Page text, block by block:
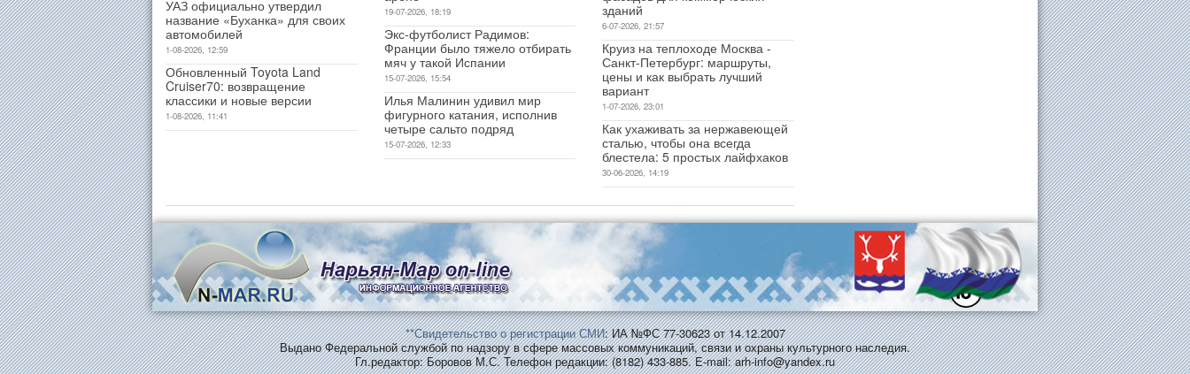
УАЗ официально утвердил
название «Буханка» для своих
автомобилей
1-08-2026, 12:59
Обновленный Toyota Land
Cruiser70: возвращение
классики и новые версии
1-08-2026, 11:41
19-07-2026, 18:19
Экс-футболист Радимов:
Франции было тяжело отбирать
мяч у такой Испании
15-07-2026, 15:54
Илья Малинин удивил мир
фигурного катания, исполнив
четыре сальто подряд
15-07-2026, 12:33
зданий
6-07-2026, 21:57
Круиз на теплоходе Москва -
Санкт-Петербург: маршруты,
цены и как выбрать лучший
вариант
1-07-2026, 23:01
Как ухаживать за нержавеющей
сталью, чтобы она всегда
блестела: 5 простых лайфхаков
30-06-2026, 14:19
**Свидетельство о регистрации СМИ: ИА №ФС 77-30623 от 14.12.2007
Выдано Федеральной службой по надзору в сфере массовых коммуникаций, связи и охраны культурного наследия.
Гл.редактор: Боровов М.С. Телефон редакции: (8182) 433-885. E-mail: arh-info@yandex.ru